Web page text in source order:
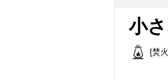
小
[焚